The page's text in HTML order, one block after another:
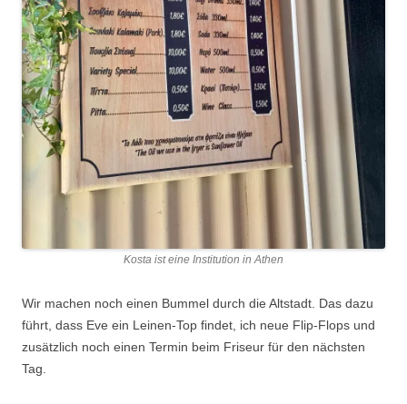
Kosta ist eine Institution in Athen
Wir machen noch einen Bummel durch die Altstadt. Das dazu
führt, dass Eve ein Leinen-Top findet, ich neue Flip-Flops und
zusätzlich noch einen Termin beim Friseur für den nächsten
Tag.